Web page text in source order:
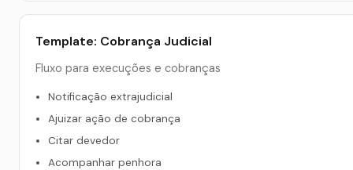
Template: Cobrança Judicial
Fluxo para execuções e cobranças
Notificação extrajudicial
Ajuizar ação de cobrança
Citar devedor
Acompanhar penhora